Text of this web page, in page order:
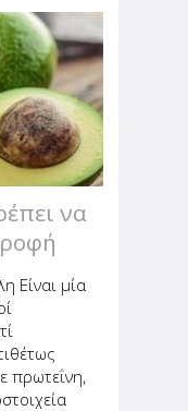
αυτή
να
Είναι μία
πρωτεΐνη,